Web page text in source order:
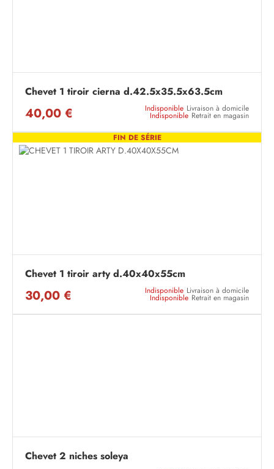
Chevet 1 tiroir cierna d.42.5x35.5x63.5cm
40,00 € Indisponible Livraison à domicile
Indisponible Retrait en magasin
FIN DE SÉRIE
Chevet 1 tiroir arty d.40x40x55cm
30,00 € Indisponible Livraison à domicile
Indisponible Retrait en magasin
Chevet 2 niches soleya